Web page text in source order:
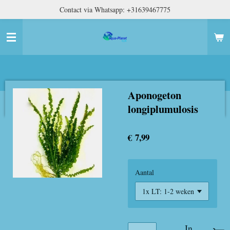
naar
hoofdinhoud
Contact via Whatsapp: +31639467775
Aponogeton
longiplumulosis
€ 7,99
Aantal